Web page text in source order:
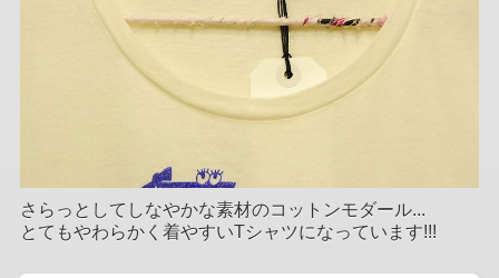
さらっとしてしなやかな素材のコットンモダール...
とてもやわらかく着やすいTシャツになっています!!!